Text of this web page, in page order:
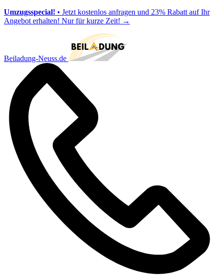
Umzugsspecial! • Jetzt kostenlos anfragen und 23% Rabatt auf Ihr
Angebot erhalten! Nur für kurze Zeit! →
Beiladung-Neuss.de